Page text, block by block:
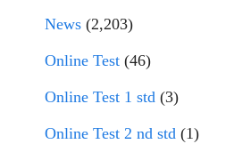
News (2,203)
Online Test (46)
Online Test 1 std (3)
Online Test 2 nd std (1)